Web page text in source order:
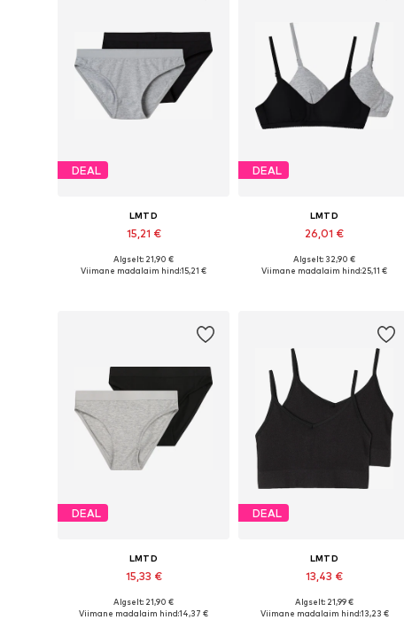
DEAL
LMTD
15,21 €
Algselt: 21,90 €
Viimane madalaim hind:15,21 €
DEAL
LMTD
26,01 €
Algselt: 32,90 €
Viimane madalaim hind:25,11 €
DEAL
LMTD
15,33 €
Saadaolevad suurused: 122-128
Algselt: 21,90 €
Viimane madalaim hind:14,37 €
DEAL
LMTD
13,43 €
Saadaolevad suurused: 134-140
Algselt: 21,99 €
Viimane madalaim hind:13,23 €